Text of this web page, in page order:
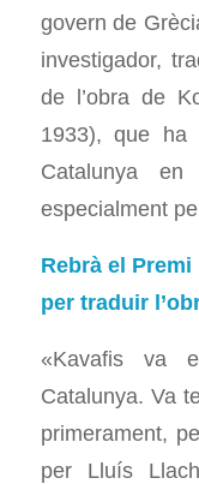
govern de
investigador,
de l’obra de
1933), que ha
Catalunya
especialment
Rebrà el
per traduir
«Kavafis va
Catalunya. Va
primerament,
per Lluís